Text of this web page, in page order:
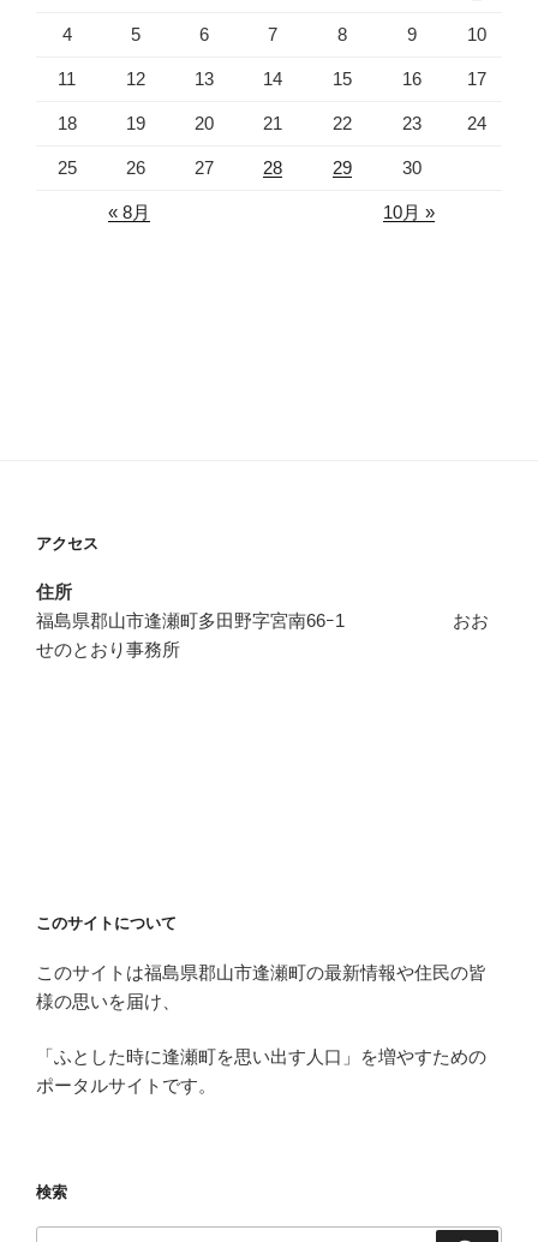
4 5 6 7 8 9 10
11 12 13 14 15 16 17
18 19 20 21 22 23 24
25 26 27 28 29 30
« 8月 10月 »
アクセス
住所
福島県郡山市逢瀬町多田野字宮南66ｰ1 おお
せのとおり事務所
このサイトについて
このサイトは福島県郡山市逢瀬町の最新情報や住民の皆
様の思いを届け、
「ふとした時に逢瀬町を思い出す人口」を増やすための
ポータルサイトです。
検索